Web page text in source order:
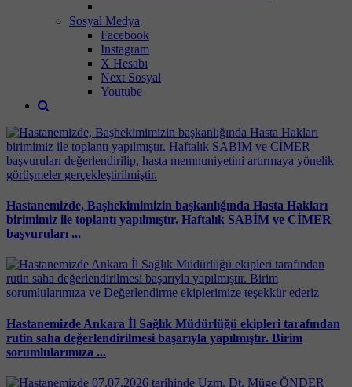
Sosyal Medya
Facebook
Instagram
X Hesabı
Next Sosyal
Youtube
Hastanemizde, Başhekimimizin başkanlığında Hasta Hakları
birimimiz ile toplantı yapılmıştır. Haftalık SABİM ve CİMER
başvuruları ...
Hastanemizde Ankara İl Sağlık Müdürlüğü ekipleri tarafından
rutin saha değerlendirilmesi başarıyla yapılmıştır. Birim
sorumlularımıza ...